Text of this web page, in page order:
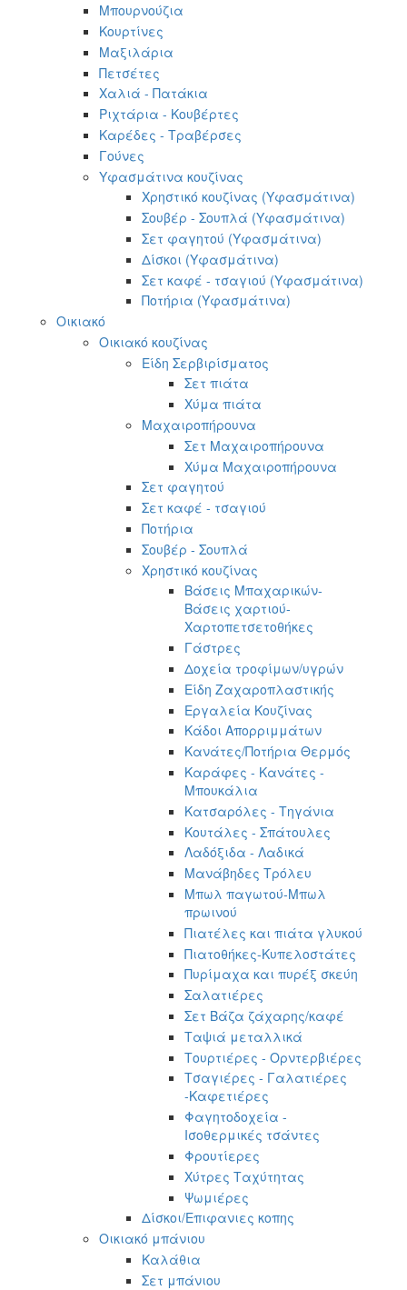
Μπουρνούζια
Κουρτίνες
Μαξιλάρια
Πετσέτες
Χαλιά - Πατάκια
Ριχτάρια - Κουβέρτες
Καρέδες - Τραβέρσες
Γούνες
Υφασμάτινα κουζίνας
Χρηστικό κουζίνας (Υφασμάτινα)
Σουβέρ - Σουπλά (Υφασμάτινα)
Σετ φαγητού (Υφασμάτινα)
Δίσκοι (Υφασμάτινα)
Σετ καφέ - τσαγιού (Υφασμάτινα)
Ποτήρια (Υφασμάτινα)
Οικιακό
Οικιακό κουζίνας
Είδη Σερβιρίσματος
Σετ πιάτα
Χύμα πιάτα
Μαχαιροπήρουνα
Σετ Μαχαιροπήρουνα
Χύμα Μαχαιροπήρουνα
Σετ φαγητού
Σετ καφέ - τσαγιού
Ποτήρια
Σουβέρ - Σουπλά
Χρηστικό κουζίνας
Βάσεις Μπαχαρικών-
Βάσεις χαρτιού-
Χαρτοπετσετοθήκες
Γάστρες
Δοχεία τροφίμων/υγρών
Είδη Ζαχαροπλαστικής
Εργαλεία Κουζίνας
Κάδοι Απορριμμάτων
Κανάτες/Ποτήρια Θερμός
Καράφες - Κανάτες -
Μπουκάλια
Κατσαρόλες - Τηγάνια
Κουτάλες - Σπάτουλες
Λαδόξιδα - Λαδικά
Μανάβηδες Τρόλευ
Μπωλ παγωτού-Μπωλ
πρωινού
Πιατέλες και πιάτα γλυκού
Πιατοθήκες-Κυπελοστάτες
Πυρίμαχα και πυρέξ σκεύη
Σαλατιέρες
Σετ Βάζα ζάχαρης/καφέ
Ταψιά μεταλλικά
Τουρτιέρες - Ορντερβιέρες
Τσαγιέρες - Γαλατιέρες
-Καφετιέρες
Φαγητοδοχεία -
Ισοθερμικές τσάντες
Φρουτίερες
Χύτρες Ταχύτητας
Ψωμιέρες
Δίσκοι/Επιφανιες κοπης
Οικιακό μπάνιου
Καλάθια
Σετ μπάνιου